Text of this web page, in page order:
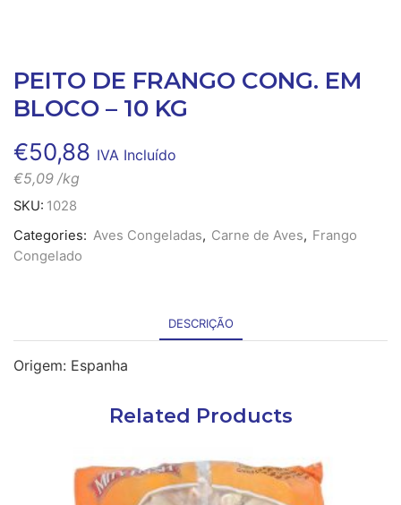
PEITO DE FRANGO CONG. EM
BLOCO – 10 KG
€50,88 IVA Incluído
€5,09 /kg
SKU: 1028
Categories: Aves Congeladas, Carne de Aves, Frango
Congelado
DESCRIÇÃO
Origem: Espanha
Related Products